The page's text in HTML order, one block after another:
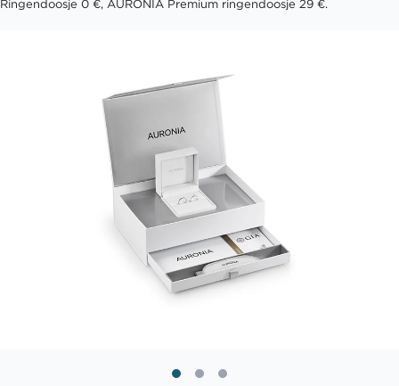
Ringendoosje 0 €, AURONIA Premium ringendoosje 29 €.